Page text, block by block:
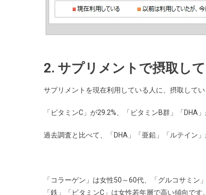
2. サプリメントで摂取し
サプリメントを現在利用している人に、摂取して
「ビタミンC」が29.2%、「ビタミンB群」「DHA
過去調査と比べて、「DHA」「亜鉛」「ルテイン
「コラーゲン」は女性50～60代、「グルコサミン
「鉄」「ビタミンC」は女性若年層で高い傾向です。